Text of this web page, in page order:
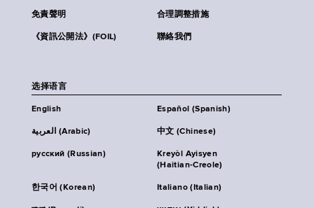
免責聲明 合理調整措施
《資訊公開法》(FOIL) 聯絡我們
选择语言
English Español (Spanish)
العربية (Arabic) 中文 (Chinese)
русский (Russian)
Kreyòl Ayisyen
(Haitian-Creole)
한국어 (Korean) Italiano (Italian)